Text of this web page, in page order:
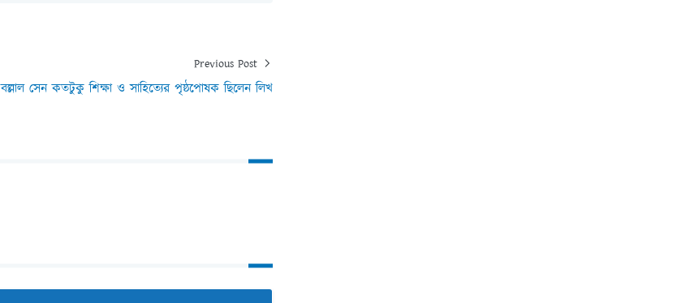
Previous Post
বল্লাল সেন কতটুকু শিক্ষা ও সাহিত্যের পৃষ্ঠপোষক ছিলেন লিখ